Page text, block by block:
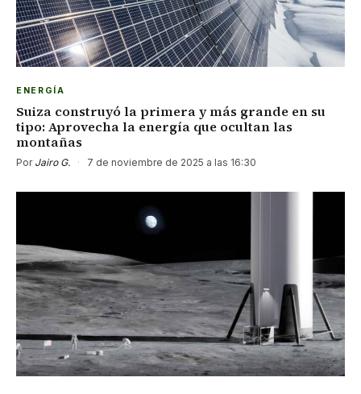
ENERGÍA
Suiza construyó la primera y más grande en su
tipo: Aprovecha la energía que ocultan las
montañas
Por Jairo G. · 7 de noviembre de 2025 a las 16:30